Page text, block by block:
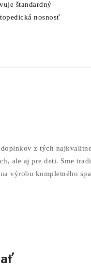
štandardný
nosnosť
z tých
ale aj pre deti. Sme
výrobu kompletného